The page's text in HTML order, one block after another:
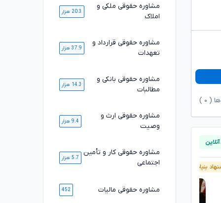
( ۰
بنیاد وکلا
مشاوره حقوقی ملکی و
املاک
20.3 هزار
مشاوره حقوقی قرارداد و
تعهدات
37.9 هزار
مشاوره حقوقی بانکی و
مطالبات
14.3 هزار
مشاوره حقوقی ارث و
وصیت
9.4 هزار
مشاوره حقوقی کار و تأمین
اجتماعی
5.7 هزار
مشاوره حقوقی مالیات 452